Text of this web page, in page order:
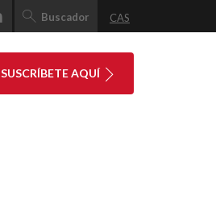
Buscador CAS
SUSCRÍBETE AQUÍ